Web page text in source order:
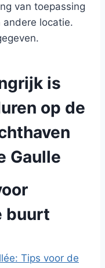
van toepassing
andere locatie.
is
op de
Gaulle
buurt
Tips voor de